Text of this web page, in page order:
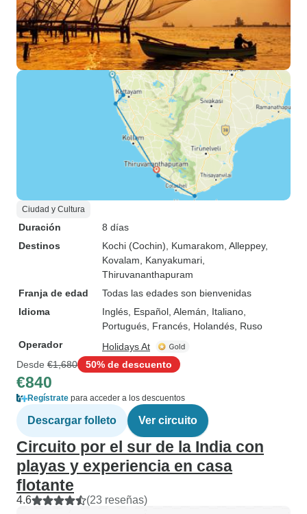
Ciudad y Cultura
Duración
8 días
Destinos
Kochi (Cochin) , Kumarakom , Alleppey,
Kovalam , Kanyakumari
Thiruvananthapuram
Franja de edad
Todas las edades son bienvenidas
Idioma
Inglés, Español, Alemán, Italiano,
Portugués, Francés, Holandés, Ruso
Operador
Holidays At
Desde €1,680 50% de descuento
€840
Regístrate para acceder a los descuentos
Descargar folleto Ver circuito
Circuito por el sur de la India con
playas y experiencia en casa
flotante
4.6 (23 reseñas)